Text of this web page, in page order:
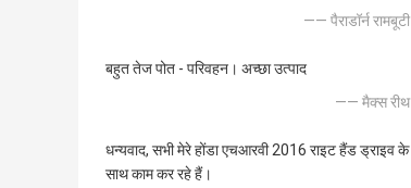
—— पैराडॉर्न रामबूटी
बहुत तेज पोत - परिवहन। अच्छा उत्पाद
—— मैक्स रीथ
धन्यवाद, सभी मेरे होंडा एचआरवी 2016 राइट हैंड ड्राइव के
साथ काम कर रहे हैं।